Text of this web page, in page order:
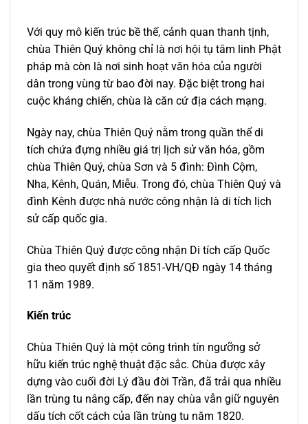
Với quy mô kiến trúc bề thế, cảnh quan thanh tịnh,
chùa Thiên Quý không chỉ là nơi hội tụ tâm linh Phật
pháp mà còn là nơi sinh hoạt văn hóa của người
dân trong vùng từ bao đời nay. Đặc biệt trong hai
cuộc kháng chiến, chùa là căn cứ địa cách mạng.
Ngày nay, chùa Thiên Quý nằm trong quần thể di
tích chứa đựng nhiều giá trị lịch sử văn hóa, gồm
chùa Thiên Quý, chùa Sơn và 5 đình: Đình Cộm,
Nha, Kênh, Quán, Miễu. Trong đó, chùa Thiên Quý và
đình Kênh được nhà nước công nhận là di tích lịch
sử cấp quốc gia.
Chùa Thiên Quý được công nhận Di tích cấp Quốc
gia theo quyết định số 1851-VH/QĐ ngày 14 tháng
11 năm 1989.
Kiến trúc
Chùa Thiên Quý là một công trình tín ngưỡng sở
hữu kiến trúc nghệ thuật đặc sắc. Chùa được xây
dựng vào cuối đời Lý đầu đời Trần, đã trải qua nhiều
lần trùng tu nâng cấp, đến nay chùa vẫn giữ nguyên
dấu tích cốt cách của lần trùng tu năm 1820.